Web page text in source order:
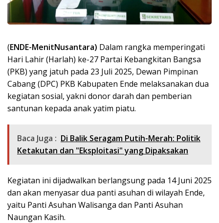
(ENDE-MenitNusantara) Dalam rangka memperingati
Hari Lahir (Harlah) ke-27 Partai Kebangkitan Bangsa
(PKB) yang jatuh pada 23 Juli 2025, Dewan Pimpinan
Cabang (DPC) PKB Kabupaten Ende melaksanakan dua
kegiatan sosial, yakni donor darah dan pemberian
santunan kepada anak yatim piatu.
Baca Juga : Di Balik Seragam Putih-Merah: Politik
Ketakutan dan "Eksploitasi" yang Dipaksakan
Kegiatan ini dijadwalkan berlangsung pada 14 Juni 2025
dan akan menyasar dua panti asuhan di wilayah Ende,
yaitu Panti Asuhan Walisanga dan Panti Asuhan
Naungan Kasih.